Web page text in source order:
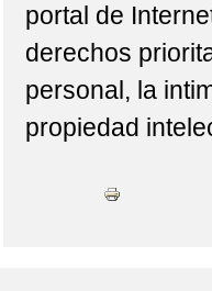
portal de
derechos
personal, la
propiedad